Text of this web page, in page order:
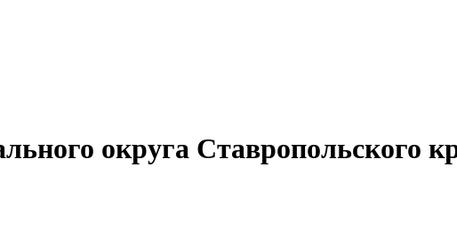
округа Ставропольского